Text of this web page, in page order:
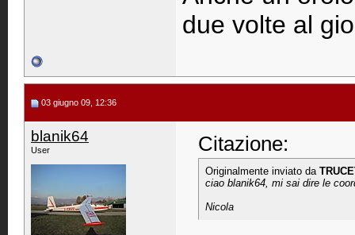
due volte al
03 giugno 09, 12:36
blanik64
User Citazione:
Originalmente inviato da
ciao blanik64, mi sai dire le
Nicola